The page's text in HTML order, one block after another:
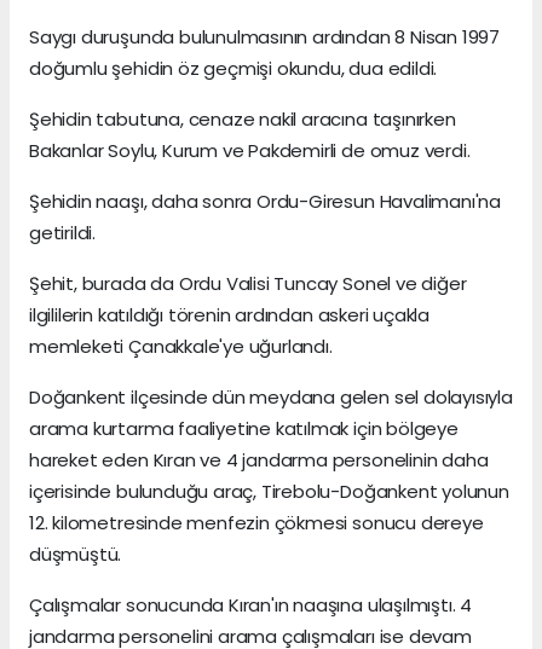
Saygı duruşunda bulunulmasının ardından 8 Nisan 1997
doğumlu şehidin öz geçmişi okundu, dua edildi.
Şehidin tabutuna, cenaze nakil aracına taşınırken
Bakanlar Soylu, Kurum ve Pakdemirli de omuz verdi.
Şehidin naaşı, daha sonra Ordu-Giresun Havalimanı'na
getirildi.
Şehit, burada da Ordu Valisi Tuncay Sonel ve diğer
ilgililerin katıldığı törenin ardından askeri uçakla
memleketi Çanakkale'ye uğurlandı.
Doğankent ilçesinde dün meydana gelen sel dolayısıyla
arama kurtarma faaliyetine katılmak için bölgeye
hareket eden Kıran ve 4 jandarma personelinin daha
içerisinde bulunduğu araç, Tirebolu-Doğankent yolunun
12. kilometresinde menfezin çökmesi sonucu dereye
düşmüştü.
Çalışmalar sonucunda Kıran'ın naaşına ulaşılmıştı. 4
jandarma personelini arama çalışmaları ise devam